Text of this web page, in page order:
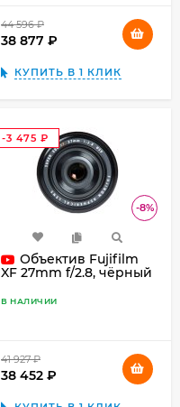
44 596
38 877
КУПИТЬ В 1 КЛИК
-8%
-3 475
₽
Объектив Fujifilm
XF 27mm f/2.8, чёрный
В НАЛИЧИИ
41 927
38 452